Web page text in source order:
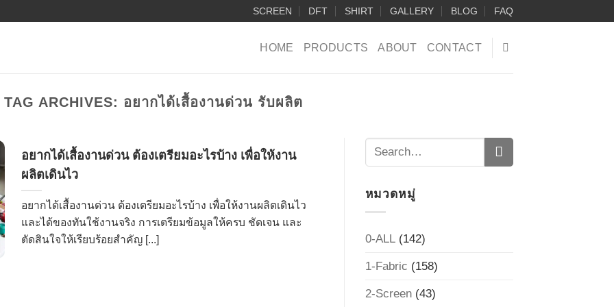
SCREEN DFT SHIRT GALLERY BLOG FAQ
HOME PRODUCTS ABOUT CONTACT
TAG ARCHIVES: อยากได้เสื้องานด่วน รับผลิต
อยากได้เสื้องานด่วน ต้องเตรียมอะไรบ้าง เพื่อให้งาน
ผลิตเดินไว
อยากได้เสื้องานด่วน ต้องเตรียมอะไรบ้าง เพื่อให้งานผลิตเดินไว
และได้ของทันใช้งานจริง การเตรียมข้อมูลให้ครบ ชัดเจน และ
ตัดสินใจให้เรียบร้อยสำคัญ [...]
หมวดหมู่
0-ALL(142)
1-Fabric (158)
2-Screen(43)